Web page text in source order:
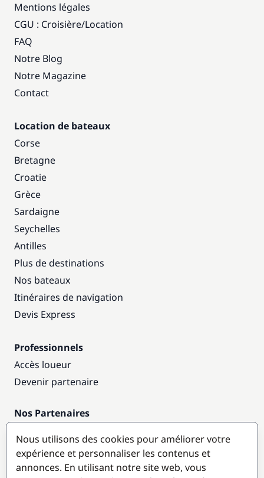
Mentions légales
CGU : Croisière/Location
FAQ
Notre Blog
Notre Magazine
Contact
Location de bateaux
Corse
Bretagne
Croatie
Grèce
Sardaigne
Seychelles
Antilles
Plus de destinations
Nos bateaux
Itinéraires de navigation
Devis Express
Professionnels
Accès loueur
Devenir partenaire
Nos Partenaires
Destinations populaires
Nous utilisons des cookies pour améliorer votre
expérience et personnaliser les contenus et
annonces. En utilisant notre site web, vous